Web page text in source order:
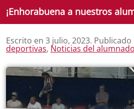
¡Enhorabuena a nuestros
Escrito en 3 julio, 2023. Publicado
deportivas, Noticias del alumnado